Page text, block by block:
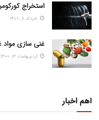
استخراج
خرداد ۸, ۱۴۰۰
غنی سازی مواد
اردیبهشت ۱۴, ۱۴۰۰
اهم اخبار